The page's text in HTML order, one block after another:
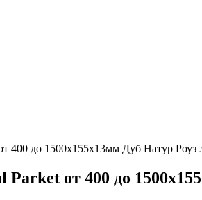
400 до 1500х155х13мм Дуб Натур Роуз
от 400 до